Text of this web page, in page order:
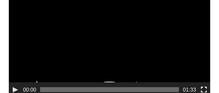
00:00 01:33